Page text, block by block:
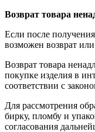
Возврат товара
Если после
возможен возврат
Возврат товара
покупке изделия в
соответствии с
Для рассмотрения
бирку, пломбу и
согласования